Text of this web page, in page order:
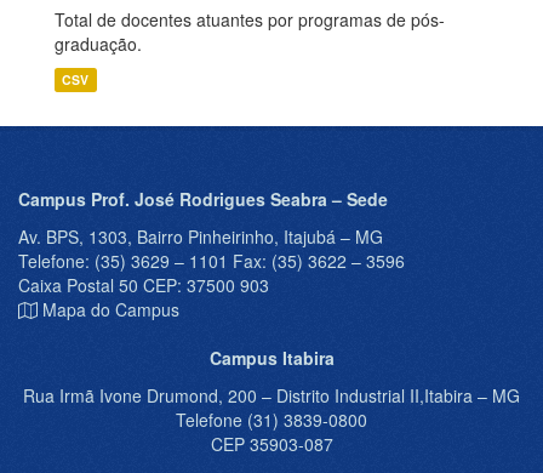
Total de docentes atuantes por programas de pós-
graduação.
CSV
Campus Prof. José Rodrigues Seabra – Sede
Av. BPS, 1303, Bairro Pinheirinho, Itajubá – MG
Telefone: (35) 3629 – 1101 Fax: (35) 3622 – 3596
Caixa Postal 50 CEP: 37500 903
Mapa do Campus
Campus Itabira
Rua Irmã Ivone Drumond, 200 – Distrito Industrial II,Itabira – MG
Telefone (31) 3839-0800
CEP 35903-087